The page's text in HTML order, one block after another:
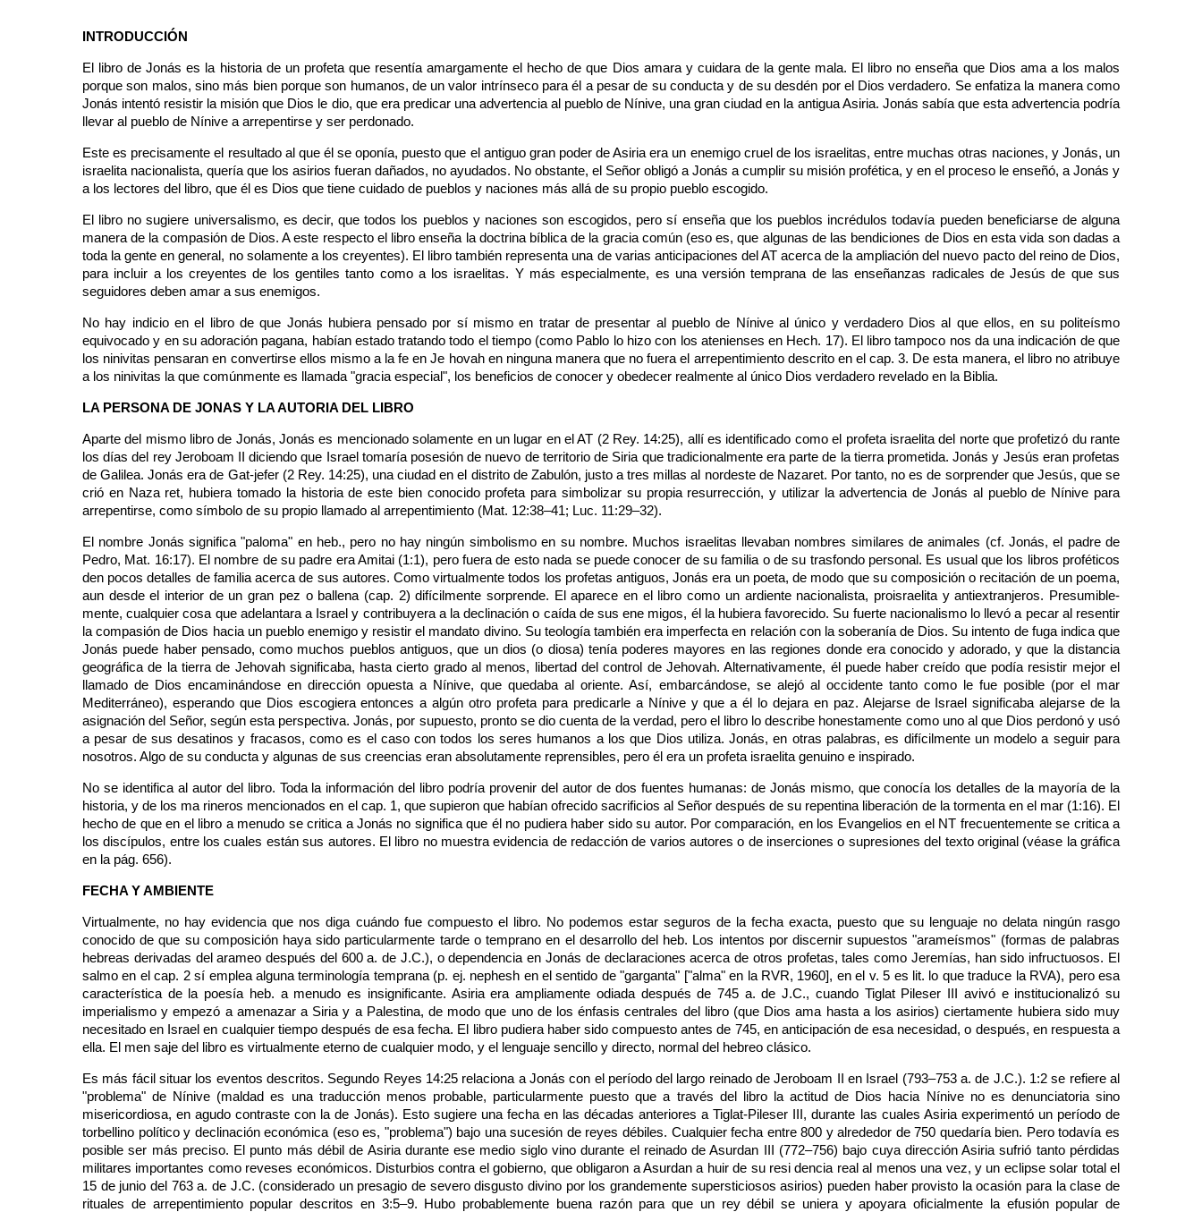
INTRODUCCIÓN
El libro de Jonás es la historia de un profeta que resentía amargamente el hecho de que Dios amara y cuidara de la gente mala. El libro no enseña que Dios ama a los malos
porque son malos, sino más bien porque son humanos, de un valor intrínseco para él a pesar de su conducta y de su desdén por el Dios verdadero. Se enfatiza la manera como
Jonás intentó resistir la misión que Dios le dio, que era predicar una advertencia al pueblo de Nínive, una gran ciudad en la antigua Asiria. Jonás sabía que esta advertencia podría
llevar al pueblo de Nínive a arrepentirse y ser perdonado.
Este es precisamente el resultado al que él se oponía, puesto que el antiguo gran poder de Asiria era un enemigo cruel de los israelitas, entre muchas otras naciones, y Jonás, un
israelita nacionalista, quería que los asirios fueran dañados, no ayudados. No obstante, el Señor obligó a Jonás a cumplir su misión profética, y en el proceso le enseñó, a Jonás y
a los lectores del libro, que él es Dios que tiene cuidado de pueblos y naciones más allá de su propio pueblo escogido.
El libro no sugiere universalismo, es decir, que todos los pueblos y naciones son escogidos, pero sí enseña que los pueblos incrédulos todavía pueden beneficiarse de alguna
manera de la compasión de Dios. A este respecto el libro enseña la doctrina bíblica de la gracia común (eso es, que algunas de las bendiciones de Dios en esta vida son dadas a
toda la gente en general, no solamente a los creyentes). El libro también representa una de varias anticipaciones del AT acerca de la ampliación del nuevo pacto del reino de Dios,
para incluir a los creyentes de los gentiles tanto como a los israelitas. Y más especialmente, es una versión temprana de las enseñanzas radicales de Jesús de que sus
seguidores deben amar a sus enemigos.
No hay indicio en el libro de que Jonás hubiera pensado por sí mismo en tratar de presentar al pueblo de Nínive al único y verdadero Dios al que ellos, en su politeísmo
equivocado y en su adoración pagana, habían estado tratando todo el tiempo (como Pablo lo hizo con los atenienses en Hech. 17). El libro tampoco nos da una indicación de que
los ninivitas pensaran en convertirse ellos mismo a la fe en Je hovah en ninguna manera que no fuera el arrepentimiento descrito en el cap. 3. De esta manera, el libro no atribuye
a los ninivitas la que comúnmente es llamada "gracia especial", los beneficios de conocer y obedecer realmente al único Dios verdadero revelado en la Biblia.
LA PERSONA DE JONAS Y LA AUTORIA DEL LIBRO
Aparte del mismo libro de Jonás, Jonás es mencionado solamente en un lugar en el AT (2 Rey. 14:25), allí es identificado como el profeta israelita del norte que profetizó du rante
los días del rey Jeroboam II diciendo que Israel tomaría posesión de nuevo de territorio de Siria que tradicionalmente era parte de la tierra prometida. Jonás y Jesús eran profetas
de Galilea. Jonás era de Gat-jefer (2 Rey. 14:25), una ciudad en el distrito de Zabulón, justo a tres millas al nordeste de Nazaret. Por tanto, no es de sorprender que Jesús, que se
crió en Naza ret, hubiera tomado la historia de este bien conocido profeta para simbolizar su propia resurrección, y utilizar la advertencia de Jonás al pueblo de Nínive para
arrepentirse, como símbolo de su propio llamado al arrepentimiento (Mat. 12:38–41; Luc. 11:29–32).
El nombre Jonás significa "paloma" en heb., pero no hay ningún simbolismo en su nombre. Muchos israelitas llevaban nombres similares de animales (cf. Jonás, el padre de
Pedro, Mat. 16:17). El nombre de su padre era Amitai (1:1), pero fuera de esto nada se puede conocer de su familia o de su trasfondo personal. Es usual que los libros proféticos
den pocos detalles de familia acerca de sus autores. Como virtualmente todos los profetas antiguos, Jonás era un poeta, de modo que su composición o recitación de un poema,
aun desde el interior de un gran pez o ballena (cap. 2) difícilmente sorprende. El aparece en el libro como un ardiente nacionalista, proisraelita y antiextranjeros. Presumible-
mente, cualquier cosa que adelantara a Israel y contribuyera a la declinación o caída de sus ene migos, él la hubiera favorecido. Su fuerte nacionalismo lo llevó a pecar al resentir
la compasión de Dios hacia un pueblo enemigo y resistir el mandato divino. Su teología también era imperfecta en relación con la soberanía de Dios. Su intento de fuga indica que
Jonás puede haber pensado, como muchos pueblos antiguos, que un dios (o diosa) tenía poderes mayores en las regiones donde era conocido y adorado, y que la distancia
geográfica de la tierra de Jehovah significaba, hasta cierto grado al menos, libertad del control de Jehovah. Alternativamente, él puede haber creído que podía resistir mejor el
llamado de Dios encaminándose en dirección opuesta a Nínive, que quedaba al oriente. Así, embarcándose, se alejó al occidente tanto como le fue posible (por el mar
Mediterráneo), esperando que Dios escogiera entonces a algún otro profeta para predicarle a Nínive y que a él lo dejara en paz. Alejarse de Israel significaba alejarse de la
asignación del Señor, según esta perspectiva. Jonás, por supuesto, pronto se dio cuenta de la verdad, pero el libro lo describe honestamente como uno al que Dios perdonó y usó
a pesar de sus desatinos y fracasos, como es el caso con todos los seres humanos a los que Dios utiliza. Jonás, en otras palabras, es difícilmente un modelo a seguir para
nosotros. Algo de su conducta y algunas de sus creencias eran absolutamente reprensibles, pero él era un profeta israelita genuino e inspirado.
No se identifica al autor del libro. Toda la información del libro podría provenir del autor de dos fuentes humanas: de Jonás mismo, que conocía los detalles de la mayoría de la
historia, y de los ma rineros mencionados en el cap. 1, que supieron que habían ofrecido sacrificios al Señor después de su repentina liberación de la tormenta en el mar (1:16). El
hecho de que en el libro a menudo se critica a Jonás no significa que él no pudiera haber sido su autor. Por comparación, en los Evangelios en el NT frecuentemente se critica a
los discípulos, entre los cuales están sus autores. El libro no muestra evidencia de redacción de varios autores o de inserciones o supresiones del texto original (véase la gráfica
en la pág. 656).
FECHA Y AMBIENTE
Virtualmente, no hay evidencia que nos diga cuándo fue compuesto el libro. No podemos estar seguros de la fecha exacta, puesto que su lenguaje no delata ningún rasgo
conocido de que su composición haya sido particularmente tarde o temprano en el desarrollo del heb. Los intentos por discernir supuestos "arameísmos" (formas de palabras
hebreas derivadas del arameo después del 600 a. de J.C.), o dependencia en Jonás de declaraciones acerca de otros profetas, tales como Jeremías, han sido infructuosos. El
salmo en el cap. 2 sí emplea alguna terminología temprana (p. ej. nephesh en el sentido de "garganta" ["alma" en la RVR, 1960], en el v. 5 es lit. lo que traduce la RVA), pero esa
característica de la poesía heb. a menudo es insignificante. Asiria era ampliamente odiada después de 745 a. de J.C., cuando Tiglat Pileser III avivó e institucionalizó su
imperialismo y empezó a amenazar a Siria y a Palestina, de modo que uno de los énfasis centrales del libro (que Dios ama hasta a los asirios) ciertamente hubiera sido muy
necesitado en Israel en cualquier tiempo después de esa fecha. El libro pudiera haber sido compuesto antes de 745, en anticipación de esa necesidad, o después, en respuesta a
ella. El men saje del libro es virtualmente eterno de cualquier modo, y el lenguaje sencillo y directo, normal del hebreo clásico.
Es más fácil situar los eventos descritos. Segundo Reyes 14:25 relaciona a Jonás con el período del largo reinado de Jeroboam II en Israel (793–753 a. de J.C.). 1:2 se refiere al
"problema" de Nínive (maldad es una traducción menos probable, particularmente puesto que a través del libro la actitud de Dios hacia Nínive no es denunciatoria sino
misericordiosa, en agudo contraste con la de Jonás). Esto sugiere una fecha en las décadas anteriores a Tiglat-Pileser III, durante las cuales Asiria experimentó un período de
torbellino político y declinación económica (eso es, "problema") bajo una sucesión de reyes débiles. Cualquier fecha entre 800 y alrededor de 750 quedaría bien. Pero todavía es
posible ser más preciso. El punto más débil de Asiria durante ese medio siglo vino durante el reinado de Asurdan III (772–756) bajo cuya dirección Asiria sufrió tanto pérdidas
militares importantes como reveses económicos. Disturbios contra el gobierno, que obligaron a Asurdan a huir de su resi dencia real al menos una vez, y un eclipse solar total el
15 de junio del 763 a. de J.C. (considerado un presagio de severo disgusto divino por los grandemente supersticiosos asirios) pueden haber provisto la ocasión para la clase de
rituales de arrepentimiento popular descritos en 3:5–9. Hubo probablemente buena razón para que un rey débil se uniera y apoyara oficialmente la efusión popular de